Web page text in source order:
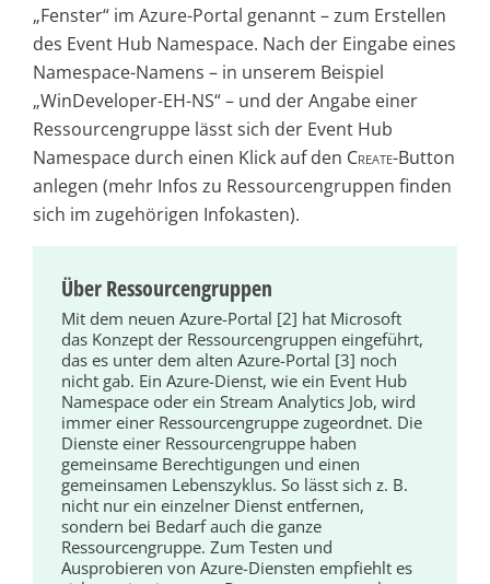
„Fenster“ im Azure-Portal genannt – zum Erstellen
des Event Hub Namespace. Nach der Eingabe eines
Namespace-Namens – in unserem Beispiel
„WinDeveloper-EH-NS“ – und der Angabe einer
Ressourcengruppe lässt sich der Event Hub
Namespace durch einen Klick auf den Cre­ate-Button
anlegen (mehr Infos zu Ressourcengruppen finden
sich im zugehörigen Infokasten).
Über Ressourcengruppen
Mit dem neuen Azure-Portal [2] hat Microsoft
das Konzept der Ressourcengruppen eingeführt,
das es unter dem alten Azure-Portal [3] noch
nicht gab. Ein Azure-Dienst, wie ein Event Hub
Namespace oder ein Stream Analytics Job, wird
immer einer Ressourcengruppe zugeordnet. Die
Dienste einer Ressourcengruppe haben
gemeinsame Berechtigungen und einen
gemeinsamen Lebenszyklus. So lässt sich z. B.
nicht nur ein einzelner Dienst entfernen,
sondern bei Bedarf auch die ganze
Ressourcengruppe. Zum Testen und
Ausprobieren von Azure-Diensten empfiehlt es